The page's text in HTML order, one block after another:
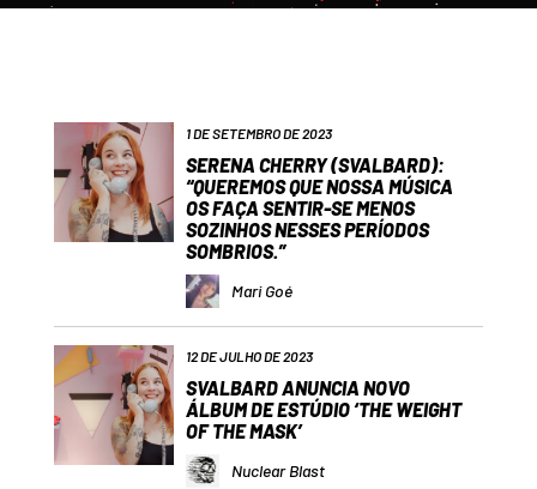
1 DE SETEMBRO DE 2023
SERENA CHERRY (SVALBARD):
“QUEREMOS QUE NOSSA MÚSICA
OS FAÇA SENTIR-SE MENOS
SOZINHOS NESSES PERÍODOS
SOMBRIOS.”
Mari Goé
12 DE JULHO DE 2023
SVALBARD ANUNCIA NOVO
ÁLBUM DE ESTÚDIO ‘THE WEIGHT
OF THE MASK’
Nuclear Blast